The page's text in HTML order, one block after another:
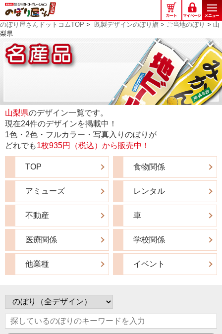
の
ぼ
り
屋
さ
ん
コ
ム
のぼり屋さんドットコムTOP > 既製デザインのぼり旗 > ご当地のぼり > 山
梨県
山梨県のデザイン一覧です。
現在24件のデザインを掲載中！
1色・2色・フルカラー・写真入りのぼりが
どれでも1枚935円（税込）から販売中！
TOP
アミューズ
不動産
医療関係
他業種
食物関係
レンタル
車
学校関係
イベント